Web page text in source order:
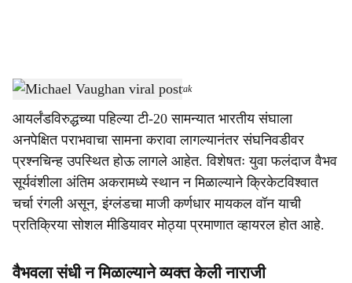
a
r
e
Michael Vaughan viral post- Dainik Gomantak
आयर्लंडविरुद्धच्या पहिल्या टी-20 सामन्यात भारतीय संघाला
अनपेक्षित पराभवाचा सामना करावा लागल्यानंतर संघनिवडीवर
प्रश्नचिन्ह उपस्थित होऊ लागले आहेत. विशेषतः युवा फलंदाज वैभव
सूर्यवंशीला अंतिम अकरामध्ये स्थान न मिळाल्याने क्रिकेटविश्वात
चर्चा रंगली असून, इंग्लंडचा माजी कर्णधार मायकल वॉन याची
प्रतिक्रिया सोशल मीडियावर मोठ्या प्रमाणात व्हायरल होत आहे.
वैभवला संधी न मिळाल्याने व्यक्त केली नाराजी